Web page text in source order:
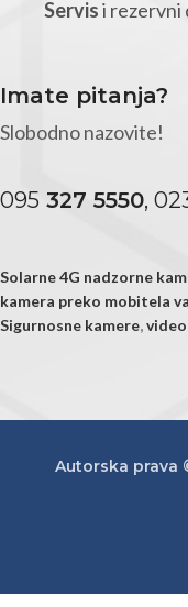
Servisi rezervni
Imate pitanja?
Slobodno nazovite!
095 327 5550,
Solarne 4G nadzorne
kamera preko mobitela
Sigurnosne kamere,
Autorska prava